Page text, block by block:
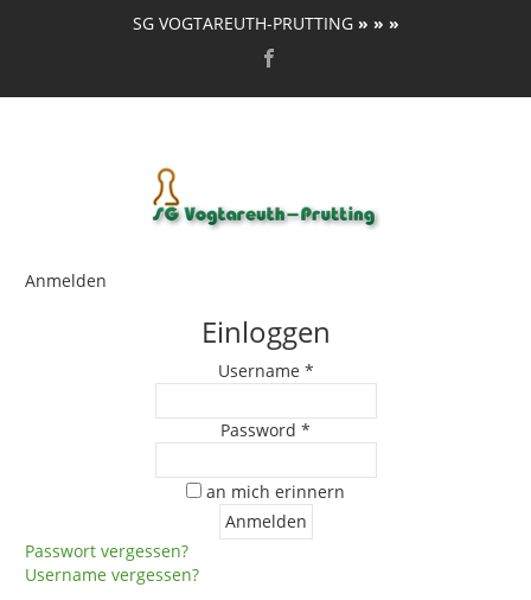
SG VOGTAREUTH-PRUTTING » » »
Anmelden
Einloggen
Username *
Password *
an mich erinnern
Passwort vergessen?
Username vergessen?